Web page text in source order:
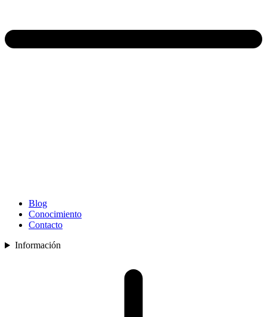
Blog
Conocimiento
Contacto
Información